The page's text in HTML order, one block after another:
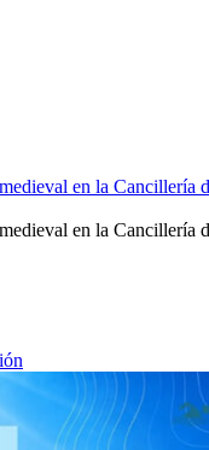
en la Cancillería
en la Cancillería